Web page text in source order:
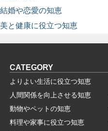
結婚や恋愛の知恵
美と健康に役立つ知恵
CATEGORY
よりよい生活に役立つ知恵
人間関係を向上させる知恵
動物やペットの知恵
料理や家事に役立つ知恵